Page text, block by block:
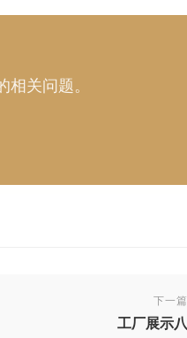
关问题。
下一篇
工厂展示八